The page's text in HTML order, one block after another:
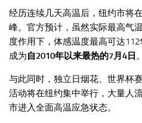
经历连续几天高温后，纽约市将
峰。官方预计，虽然实际最高气
度作用下，体感温度最高可达
成为自2010年以来最热的7月4日 。
与此同时，独立日烟花、世界杯
活动将在纽约集中举行，大量人
市进入全面高温应急状态。